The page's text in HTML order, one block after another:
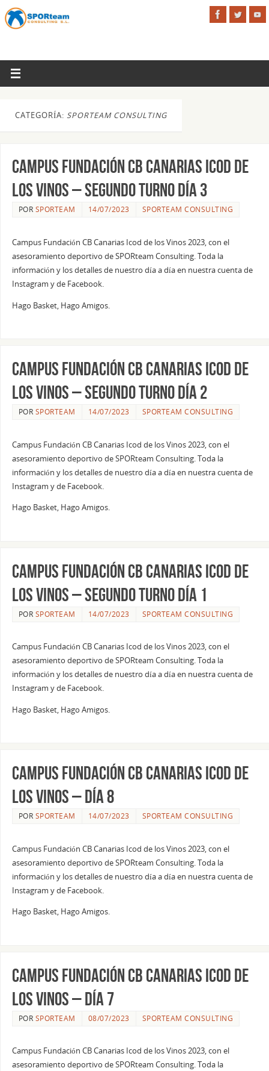
CATEGORÍA: SPORTEAM CONSULTING
Campus Fundación CB Canarias Icod de
los Vinos – Segundo Turno Día 3
POR SPORTEAM 14/07/2023 SPORTEAM CONSULTING
Campus Fundación CB Canarias Icod de los Vinos 2023, con el
asesoramiento deportivo de SPORteam Consulting. Toda la
información y los detalles de nuestro día a día en nuestra cuenta de
Instagram y de Facebook.
Hago Basket, Hago Amigos.
Campus Fundación CB Canarias Icod de
los Vinos – Segundo Turno Día 2
POR SPORTEAM 14/07/2023 SPORTEAM CONSULTING
Campus Fundación CB Canarias Icod de los Vinos 2023, con el
asesoramiento deportivo de SPORteam Consulting. Toda la
información y los detalles de nuestro día a día en nuestra cuenta de
Instagram y de Facebook.
Hago Basket, Hago Amigos.
Campus Fundación CB Canarias Icod de
los Vinos – Segundo Turno Día 1
POR SPORTEAM 14/07/2023 SPORTEAM CONSULTING
Campus Fundación CB Canarias Icod de los Vinos 2023, con el
asesoramiento deportivo de SPORteam Consulting. Toda la
información y los detalles de nuestro día a día en nuestra cuenta de
Instagram y de Facebook.
Hago Basket, Hago Amigos.
Campus Fundación CB Canarias Icod de
los Vinos – Día 8
POR SPORTEAM 14/07/2023 SPORTEAM CONSULTING
Campus Fundación CB Canarias Icod de los Vinos 2023, con el
asesoramiento deportivo de SPORteam Consulting. Toda la
información y los detalles de nuestro día a día en nuestra cuenta de
Instagram y de Facebook.
Hago Basket, Hago Amigos.
Campus Fundación CB Canarias Icod de
los Vinos – Día 7
POR SPORTEAM 08/07/2023 SPORTEAM CONSULTING
Campus Fundación CB Canarias Icod de los Vinos 2023, con el
asesoramiento deportivo de SPORteam Consulting. Toda la